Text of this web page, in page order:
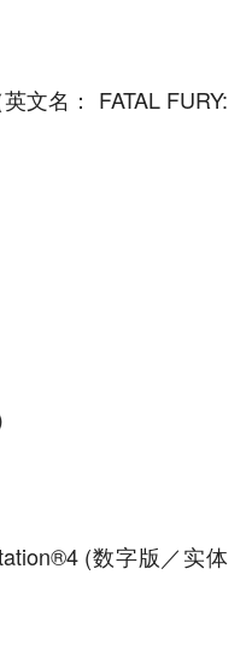
文名： FATAL FURY:
(数字版／实体